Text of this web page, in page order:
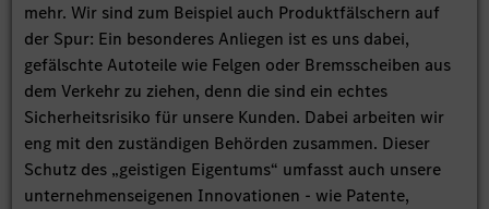
mehr. Wir sind zum Beispiel auch Produktfälschern auf
der Spur: Ein besonderes Anliegen ist es uns dabei,
gefälschte Autoteile wie Felgen oder Bremsscheiben aus
dem Verkehr zu ziehen, denn die sind ein echtes
Sicherheitsrisiko für unsere Kunden. Dabei arbeiten wir
eng mit den zuständigen Behörden zusammen. Dieser
Schutz des „geistigen Eigentums“ umfasst auch unsere
unternehmenseigenen Innovationen - wie Patente,